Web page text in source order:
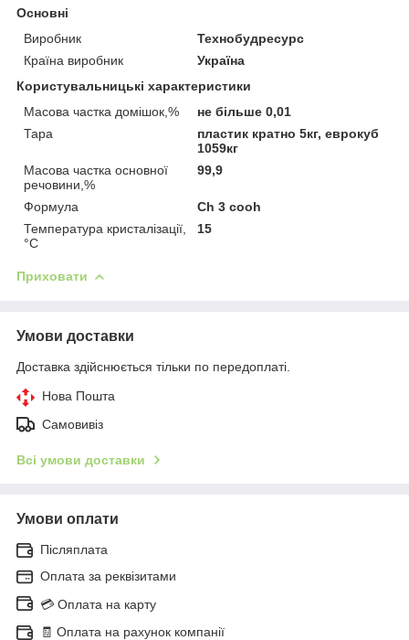
Основні
Виробник
Технобудресурс
Країна виробник
Україна
Користувальницькі характеристики
Масова частка домішок,%
не більше 0,01
Тара
пластик кратно 5кг, еврокуб
1059кг
Масова частка основної
речовини,%
99,9
Формула
Ch 3 cooh
Температура кристалізації,
°C
15
Приховати
Умови доставки
Доставка здійснюється тільки по передоплаті.
Нова Пошта
Самовивіз
Всі умови доставки
Умови оплати
Післяплата
Оплата за реквізитами
💳 Оплата на карту
🧾 Оплата на рахунок компанії